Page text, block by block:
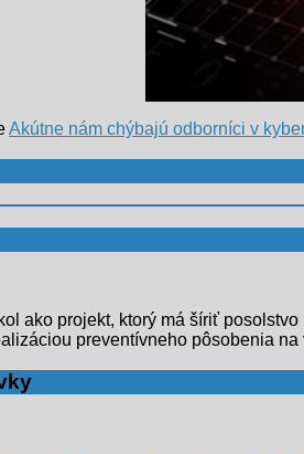
Akútne nám chýbajú odborníci v
ako projekt, ktorý má šíriť
preventívneho pôsobenia